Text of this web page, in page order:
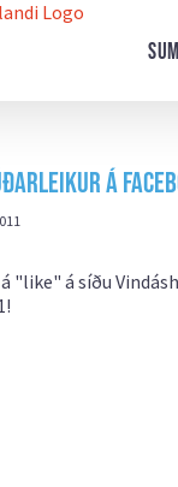
á
á "like" á síðu